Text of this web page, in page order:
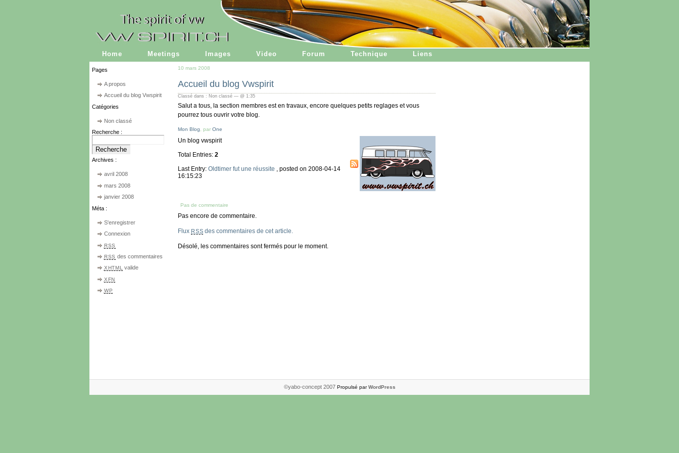
Home Meetings Images Video Forum Technique Liens
Pages
A propos
Accueil du blog Vwspirit
Catégories
Non classé
Recherche :
Archives :
avril 2008
mars 2008
janvier 2008
Méta :
S'enregistrer
Connexion
RSS
RSS des commentaires
XHTML valide
XFN
WP
10 mars 2008
Accueil du blog Vwspirit
Classé dans : Non classé — @ 1:35
Salut a tous, la section membres est en travaux, encore quelques petits reglages et vous
pourrez tous ouvrir votre blog.
Mon Blog, par One
Un blog vwspirit
Total Entries: 2
Last Entry: Oldtimer fut une réussite , posted on 2008-04-14
16:15:23
Pas de commentaire
Pas encore de commentaire.
Flux RSS des commentaires de cet article.
Désolé, les commentaires sont fermés pour le moment.
©yabo-concept 2007 Propulsé parWordPress